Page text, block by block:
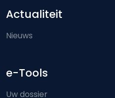
Actualiteit
Nieuws
e-Tools
Uw dossier